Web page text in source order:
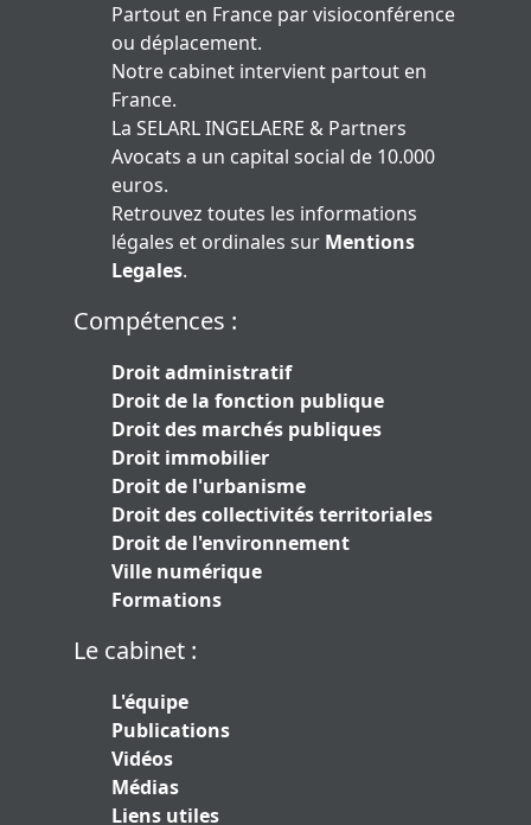
Partout en France par visioconférence
ou déplacement.
Notre cabinet intervient partout en
France.
La SELARL INGELAERE & Partners
Avocats a un capital social de 10.000
euros.
Retrouvez toutes les informations
légales et ordinales sur Mentions
Legales.
Compétences :
Droit administratif
Droit de la fonction publique
Droit des marchés publiques
Droit immobilier
Droit de l'urbanisme
Droit des collectivités territoriales
Droit de l'environnement
Ville numérique
Formations
Le cabinet :
L'équipe
Publications
Vidéos
Médias
Liens utiles